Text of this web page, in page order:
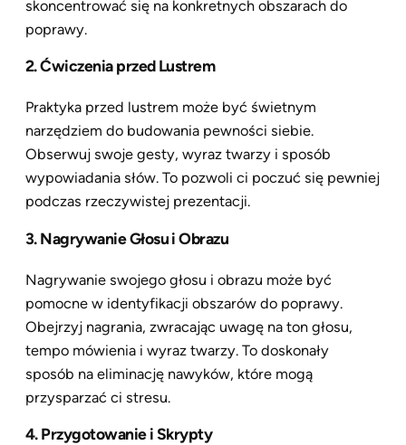
skoncentrować się na konkretnych obszarach do
poprawy.
2. Ćwiczenia przed Lustrem
Praktyka przed lustrem może być świetnym
narzędziem do budowania pewności siebie.
Obserwuj swoje gesty, wyraz twarzy i sposób
wypowiadania słów. To pozwoli ci poczuć się pewniej
podczas rzeczywistej prezentacji.
3. Nagrywanie Głosu i Obrazu
Nagrywanie swojego głosu i obrazu może być
pomocne w identyfikacji obszarów do poprawy.
Obejrzyj nagrania, zwracając uwagę na ton głosu,
tempo mówienia i wyraz twarzy. To doskonały
sposób na eliminację nawyków, które mogą
przysparzać ci stresu.
4. Przygotowanie i Skrypty